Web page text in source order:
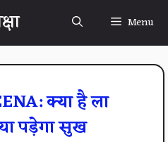
Menu
क्या है ला
या पड़ेगा सुख